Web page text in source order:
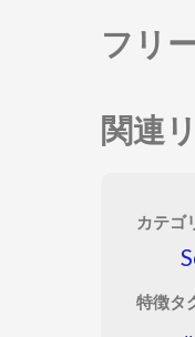
フリ
関連
カテゴ
特徴タ